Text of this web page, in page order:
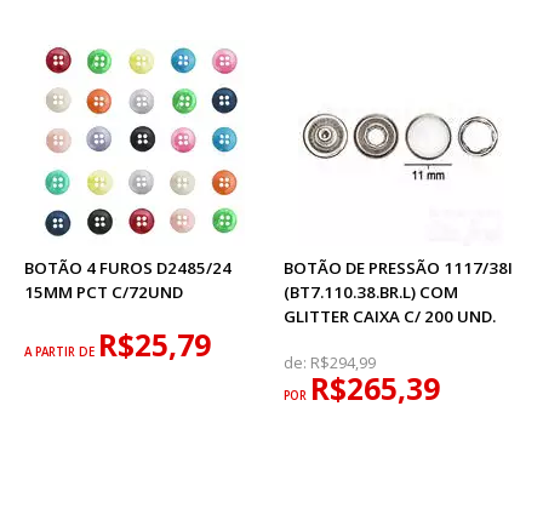
BOTÃO 4 FUROS D2485/24
15MM PCT C/72UND
A PARTIR DE R$25,79
BOTÃO DE PRESSÃO 1117/38I
(BT7.110.38.BR.L) COM
GLITTER CAIXA C/ 200 UND.
de: R$294,99
POR R$265,39